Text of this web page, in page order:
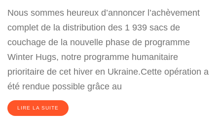
Nous sommes heureux d’annoncer l’achèvement
complet de la distribution des 1 939 sacs de
couchage de la nouvelle phase de programme
Winter Hugs, notre programme humanitaire
prioritaire de cet hiver en Ukraine.Cette opération a
été rendue possible grâce au
LIRE LA SUITE